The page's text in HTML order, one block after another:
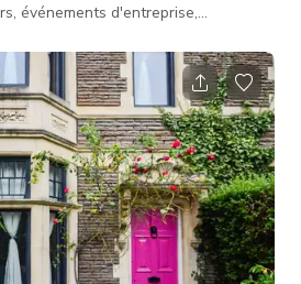
événements d'entreprise,
combine des saveurs
musique et une atmosphère
célébration inoubliable. Que vous
ou une fête animée, le Bar est